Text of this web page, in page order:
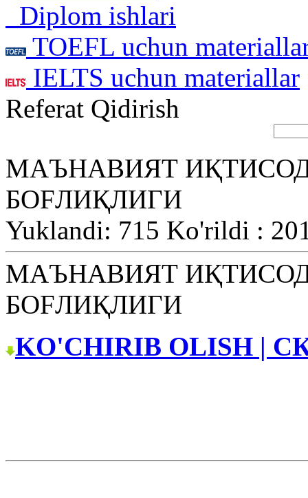
Diplom ishlari
TOEFL uchun
IELTS uchun materiallar
Referat Qidirish
МАЪНАВИЯТ
БОFЛИҚЛИГИ
Yuklandi: 715 Ko'rildi :
МАЪНАВИЯТ
БОFЛИҚЛИГИ
KO'CHIRIB OLISH |